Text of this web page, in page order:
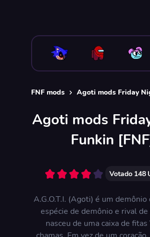
FNF mods Agoti mods Friday
Agoti mods
Funkin
Votado 148
A.G.O.T.I. (Agoti) é um
espécie de demônio e rival
nasceu de uma caixa de